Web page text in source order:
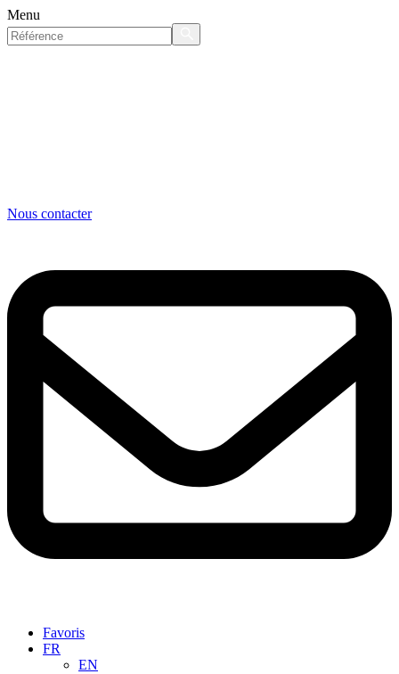
Menu
Nous contacter
Favoris
FR
EN